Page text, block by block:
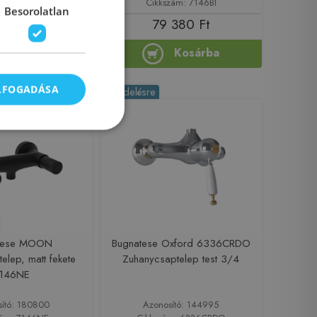
65 550 Ft
Kosárba
79 380 Ft
Kosárba
MOON
matt fekete
180800
Rendelésre
Bugnatese Oxford 6336CRDO
Zuhanycsaptelep test 3/4
Azonosító: 144995
Besorolatlan